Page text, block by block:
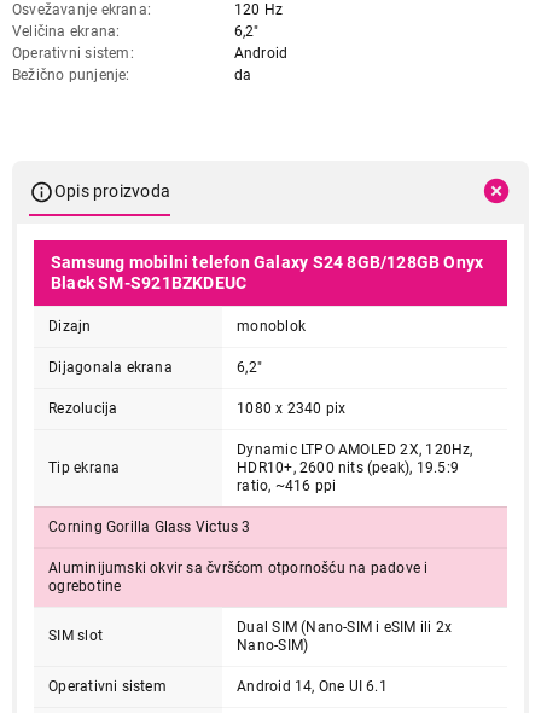
Osvežavanje ekrana
120 Hz
Veličina ekrana
6,2"
Operativni sistem
Android
Bežično punjenje
da
Opis proizvoda
Samsung mobilni telefon Galaxy S24 8GB/128GB Onyx
Black SM-S921BZKDEUC
Dizajn monoblok
Dijagonala ekrana 6,2"
Rezolucija 1080 x 2340 pix
Tip ekrana
Dynamic LTPO AMOLED 2X, 120Hz,
HDR10+, 2600 nits (peak), 19.5:9
ratio, ~416 ppi
Corning Gorilla Glass Victus 3
Aluminijumski okvir sa čvršćom otpornošću na padove i
ogrebotine
SIM slot
Dual SIM (Nano-SIM i eSIM ili 2x
Nano-SIM)
Operativni sistem Android 14, One UI 6.1